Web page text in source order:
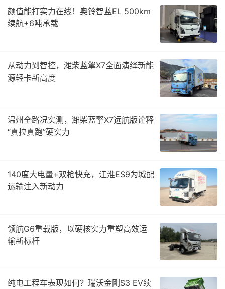
颜值能打实力在线！奥铃智蓝EL 500km
续航+6吨承载
从动力到智控，潍柴蓝擎X7全面演绎新能
源轻卡新高度
温州全路况实测，潍柴蓝擎X7远航版诠释
“真拉真跑”硬实力
140度大电量+双枪快充，江淮ES9为城配
运输注入新动力
领航G6重载版，以硬核实力重塑高效运
输新标杆
纯电工程车表现如何？瑞沃金刚S3 EV续